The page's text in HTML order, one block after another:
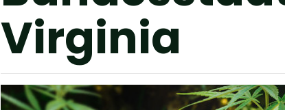
Virginia